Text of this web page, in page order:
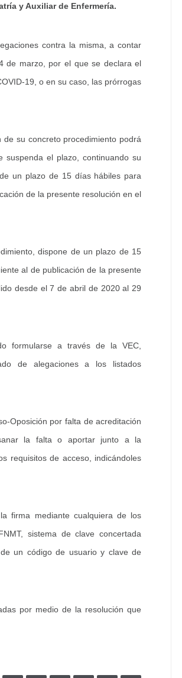
y Auxiliar de Enfermería.
contra la misma, a contar
de marzo, por el que se declara el
19, o en su caso, las prórrogas
su concreto procedimiento podrá
suspenda el plazo, continuando su
un plazo de 15 días hábiles para
de la presente resolución en el
dispone de un plazo de 15
al de publicación de la presente
desde el 7 de abril de 2020 al 29
formularse a través de la VEC,
de alegaciones a los listados
Oposición por falta de acreditación
la falta o aportar junto a la
requisitos de acceso, indicándoles
firma mediante cualquiera de los
sistema de clave concertada
un código de usuario y clave de
por medio de la resolución que